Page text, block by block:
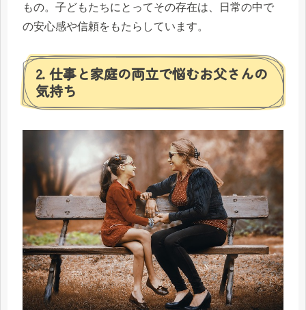
もの。子どもたちにとってその存在は、日常の中で
の安心感や信頼をもたらしています。
2. 仕事と家庭の両立で悩むお父さんの
気持ち